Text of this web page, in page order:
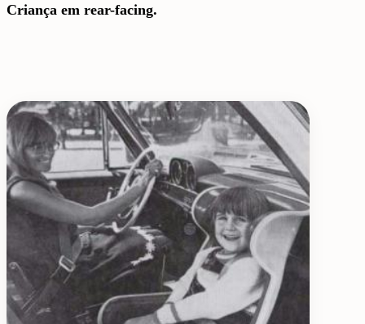
Criança em rear-facing.